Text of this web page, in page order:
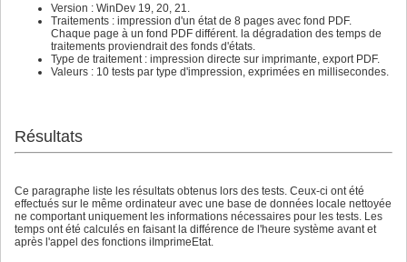
Version : WinDev 19, 20, 21.
Traitements : impression d'un état de 8 pages avec fond PDF.
Chaque page à un fond PDF différent. la dégradation des temps de
traitements proviendrait des fonds d'états.
Type de traitement : impression directe sur imprimante, export PDF.
Valeurs : 10 tests par type d'impression, exprimées en millisecondes.
Résultats
Ce paragraphe liste les résultats obtenus lors des tests. Ceux-ci ont été
effectués sur le même ordinateur avec une base de données locale nettoyée
ne comportant uniquement les informations nécessaires pour les tests. Les
temps ont été calculés en faisant la différence de l'heure système avant et
après l'appel des fonctions iImprimeEtat.